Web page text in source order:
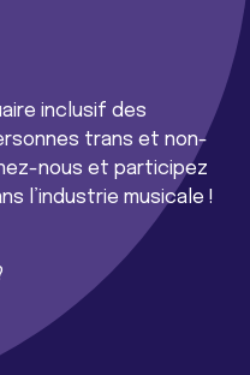
inclusif des
trans et non-
nous et participez
l’industrie musicale !